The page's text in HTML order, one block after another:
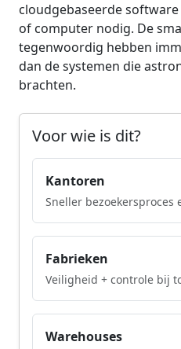
cloudgebaseerde
of computer nodig. De
tegenwoordig hebben
dan de systemen die
brachten.
Voor wie is dit?
Kantoren
Sneller
Fabrieken
Veiligheid + controle bij
Warehouses